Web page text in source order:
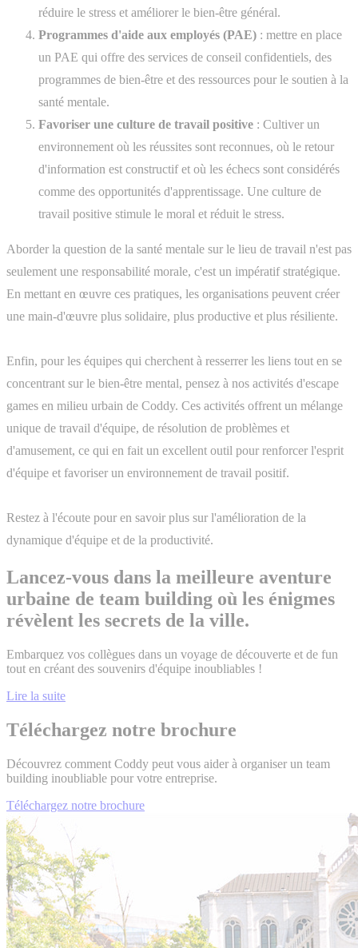
réduire le stress et améliorer le bien-être général.
Programmes d'aide aux employés (PAE) : mettre en place
un PAE qui offre des services de conseil confidentiels, des
programmes de bien-être et des ressources pour le soutien à la
santé mentale.
Favoriser une culture de travail positive : Cultiver un
environnement où les réussites sont reconnues, où le retour
d'information est constructif et où les échecs sont considérés
comme des opportunités d'apprentissage. Une culture de
travail positive stimule le moral et réduit le stress.
Aborder la question de la santé mentale sur le lieu de travail n'est pas
seulement une responsabilité morale, c'est un impératif stratégique.
En mettant en œuvre ces pratiques, les organisations peuvent créer
une main-d'œuvre plus solidaire, plus productive et plus résiliente.
Enfin, pour les équipes qui cherchent à resserrer les liens tout en se
concentrant sur le bien-être mental, pensez à nos activités d'escape
games en milieu urbain de Coddy. Ces activités offrent un mélange
unique de travail d'équipe, de résolution de problèmes et
d'amusement, ce qui en fait un excellent outil pour renforcer l'esprit
d'équipe et favoriser un environnement de travail positif.
Restez à l'écoute pour en savoir plus sur l'amélioration de la
dynamique d'équipe et de la productivité.
Lancez-vous dans la meilleure aventure
urbaine de team building où les énigmes
révèlent les secrets de la ville.
Embarquez vos collègues dans un voyage de découverte et de fun
tout en créant des souvenirs d'équipe inoubliables !
Lire la suite
Téléchargez notre brochure
Découvrez comment Coddy peut vous aider à organiser un team
building inoubliable pour votre entreprise.
Téléchargez notre brochure